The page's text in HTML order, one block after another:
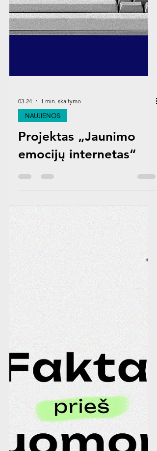
1 min. skaitymo
NAUJIENOS
Projektas „Jaunimo